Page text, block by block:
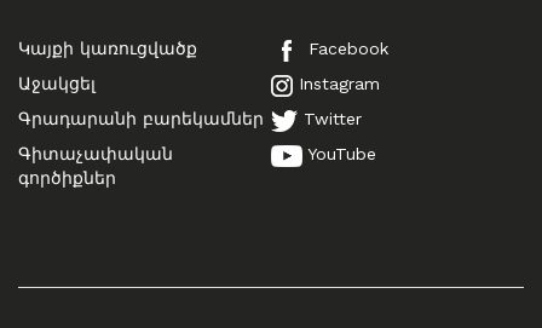
Կայքի կառուցվածք
Աջակցել
Գրադարանի բարեկամներ
Գիտաչափական
գործիքներ
Facebook
Instagram
Twitter
YouTube